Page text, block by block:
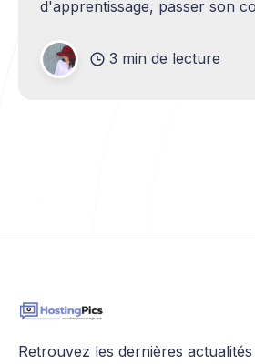
d'apprentissage, passer son
permis de conduire, en plus de
formalités administratives.
3 min de lecture
Retrouvez les dernières